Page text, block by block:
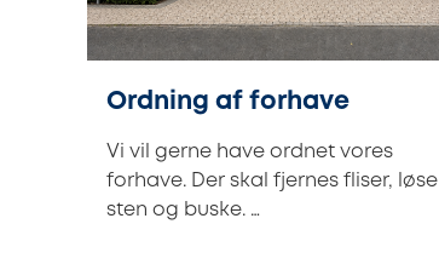
Ordning af forhave
Vi vil gerne have ordnet vores
forhave. Der skal fjernes fliser, løse
sten og buske. …